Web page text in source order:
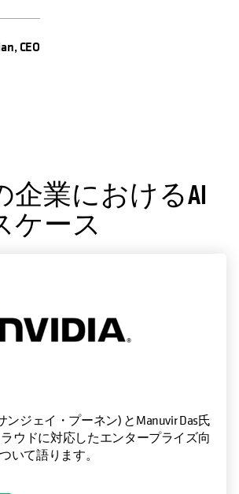
CEO
企業におけるAI
ケース
ンジェイ・プーネン) とManuvir Das氏
ウドに対応したエンタープライズ向
いて語ります。